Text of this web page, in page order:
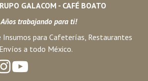
GALACOM - CAFÉ BOATO
Años trabajando para ti!
Insumos para Cafeterías, Restaurantes
a todo México.